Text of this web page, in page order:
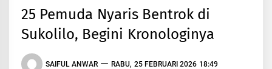
25 Pemuda Nyaris Bentrok di
Sukolilo, Begini Kronologinya
SAIFUL ANWAR RABU, 25 FEBRUARI 2026 18:49